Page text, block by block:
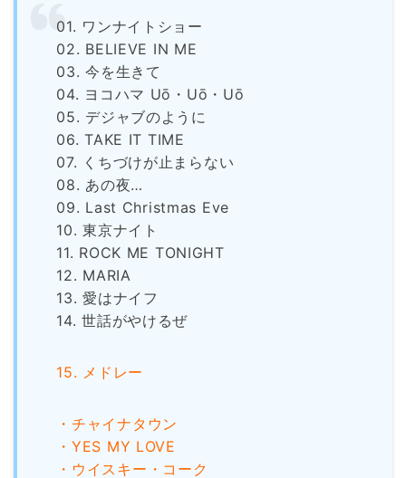
01. ワンナイトショー
02. BELIEVE IN ME
03. 今を生きて
04. ヨコハマ Uō・Uō・Uō
05. デジャブのように
06. TAKE IT TIME
07. くちづけが止まらない
08. あの夜…
09. Last Christmas Eve
10. 東京ナイト
11. ROCK ME TONIGHT
12. MARIA
13. 愛はナイフ
14. 世話がやけるぜ
15. メドレー
・チャイナタウン
・YES MY LOVE
・ウイスキー・コーク